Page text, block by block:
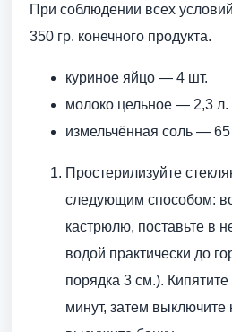
При соблюдении всех
350 гр. конечного продукта.
куриное яйцо — 4 шт.
молоко цельное — 2,3 л.
измельчённая соль — 65
Простерилизуйте
следующим способом:
кастрюлю, поставьте в
водой практически до
порядка 3 см.).
минут, затем выключите